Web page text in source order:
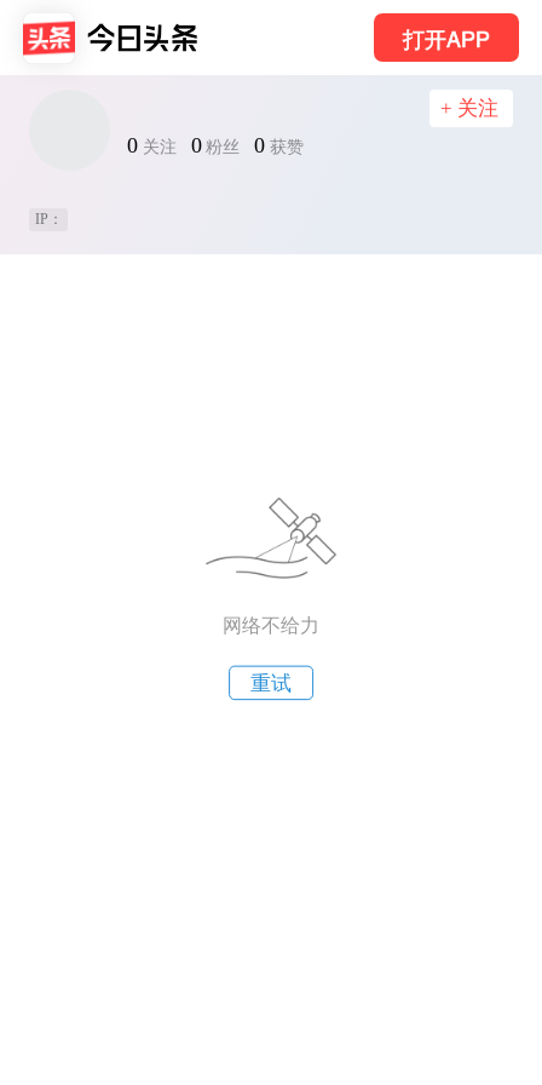
打开APP
0 关注 0 粉丝 0 获赞
+ 关注
IP：
网络不给力
重试